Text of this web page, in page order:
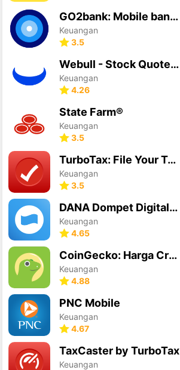
GO2bank: Mobile banking
Keuangan
3.5
Webull - Stock Quotes & News
Keuangan
4.26
State Farm®
Keuangan
3.5
TurboTax: File Your Tax Return
Keuangan
3.5
DANA Dompet Digital Indonesia
Keuangan
4.65
CoinGecko: Harga Crypto & NFT
Keuangan
4.88
PNC Mobile
Keuangan
4.67
TaxCaster by TurboTax
Keuangan